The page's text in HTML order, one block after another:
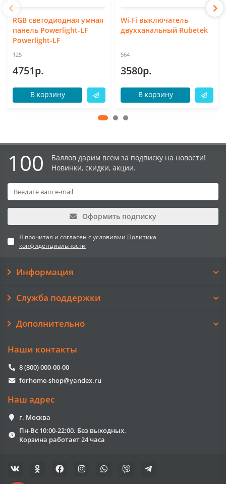
RGB светодиодная умная
панель Powerlight-LF
Powerlight-LF
125
4751р.
В корзину
Wi-Fi выключатель
двухканальный Rubetek
564
3580р.
В корзину
100
Баллов дарим всем за подписку на новости!
Новинки, скидки, акции.
Оформить подписку
Я прочитал и согласен с условиями Политика
конфиденциальности
Информация
Служба поддержки
Дополнительно
Наши контакты
8 (800) 000-00-00
forhome-shop@yandex.ru
Наш адрес
г. Москва
Пн-Вс 10:00-22:00. Без выходных.
Корзина работает 24 часа